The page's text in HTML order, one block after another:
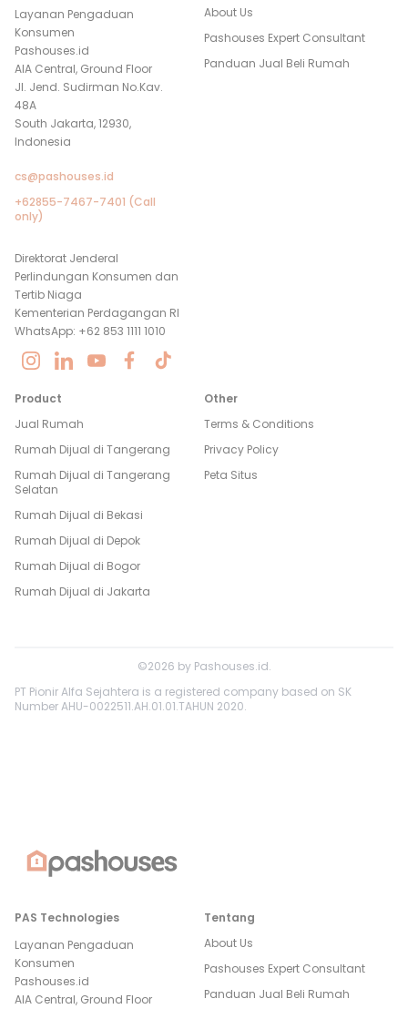
Layanan Pengaduan
Konsumen
Pashouses.id
AIA Central, Ground Floor
Jl. Jend. Sudirman No.Kav.
48A
South Jakarta, 12930,
Indonesia
cs@pashouses.id
+62855-7467-7401 (Call
only)
Direktorat Jenderal
Perlindungan Konsumen dan
Tertib Niaga
Kementerian Perdagangan RI
WhatsApp: +62 853 1111 1010
About Us
Pashouses Expert Consultant
Panduan Jual Beli Rumah
Product
Jual Rumah
Rumah Dijual di Tangerang
Rumah Dijual di Tangerang
Selatan
Rumah Dijual di Bekasi
Rumah Dijual di Depok
Rumah Dijual di Bogor
Rumah Dijual di Jakarta
Other
Terms & Conditions
Privacy Policy
Peta Situs
©2026 by Pashouses.id.
PT Pionir Alfa Sejahtera is a registered company based on SK
Number AHU-0022511.AH.01.01.TAHUN 2020.
PAS Technologies
Layanan Pengaduan
Konsumen
Pashouses.id
AIA Central, Ground Floor
Tentang
About Us
Pashouses Expert Consultant
Panduan Jual Beli Rumah